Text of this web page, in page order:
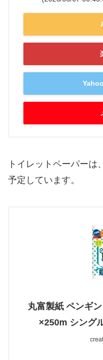
トイレットペーパーは
予定しています。
丸富製紙 ペンギ
×250m シング